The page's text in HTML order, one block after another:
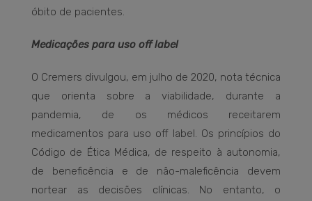
óbito de pacientes.
Medicações para uso off label
O Cremers divulgou, em julho de 2020, nota técnica
que orienta sobre a viabilidade, durante a
pandemia, de os médicos receitarem
medicamentos para uso off label. Os princípios do
Código de Ética Médica, de respeito à autonomia,
de beneficência e de não-maleficência devem
nortear as decisões clínicas. No entanto, o